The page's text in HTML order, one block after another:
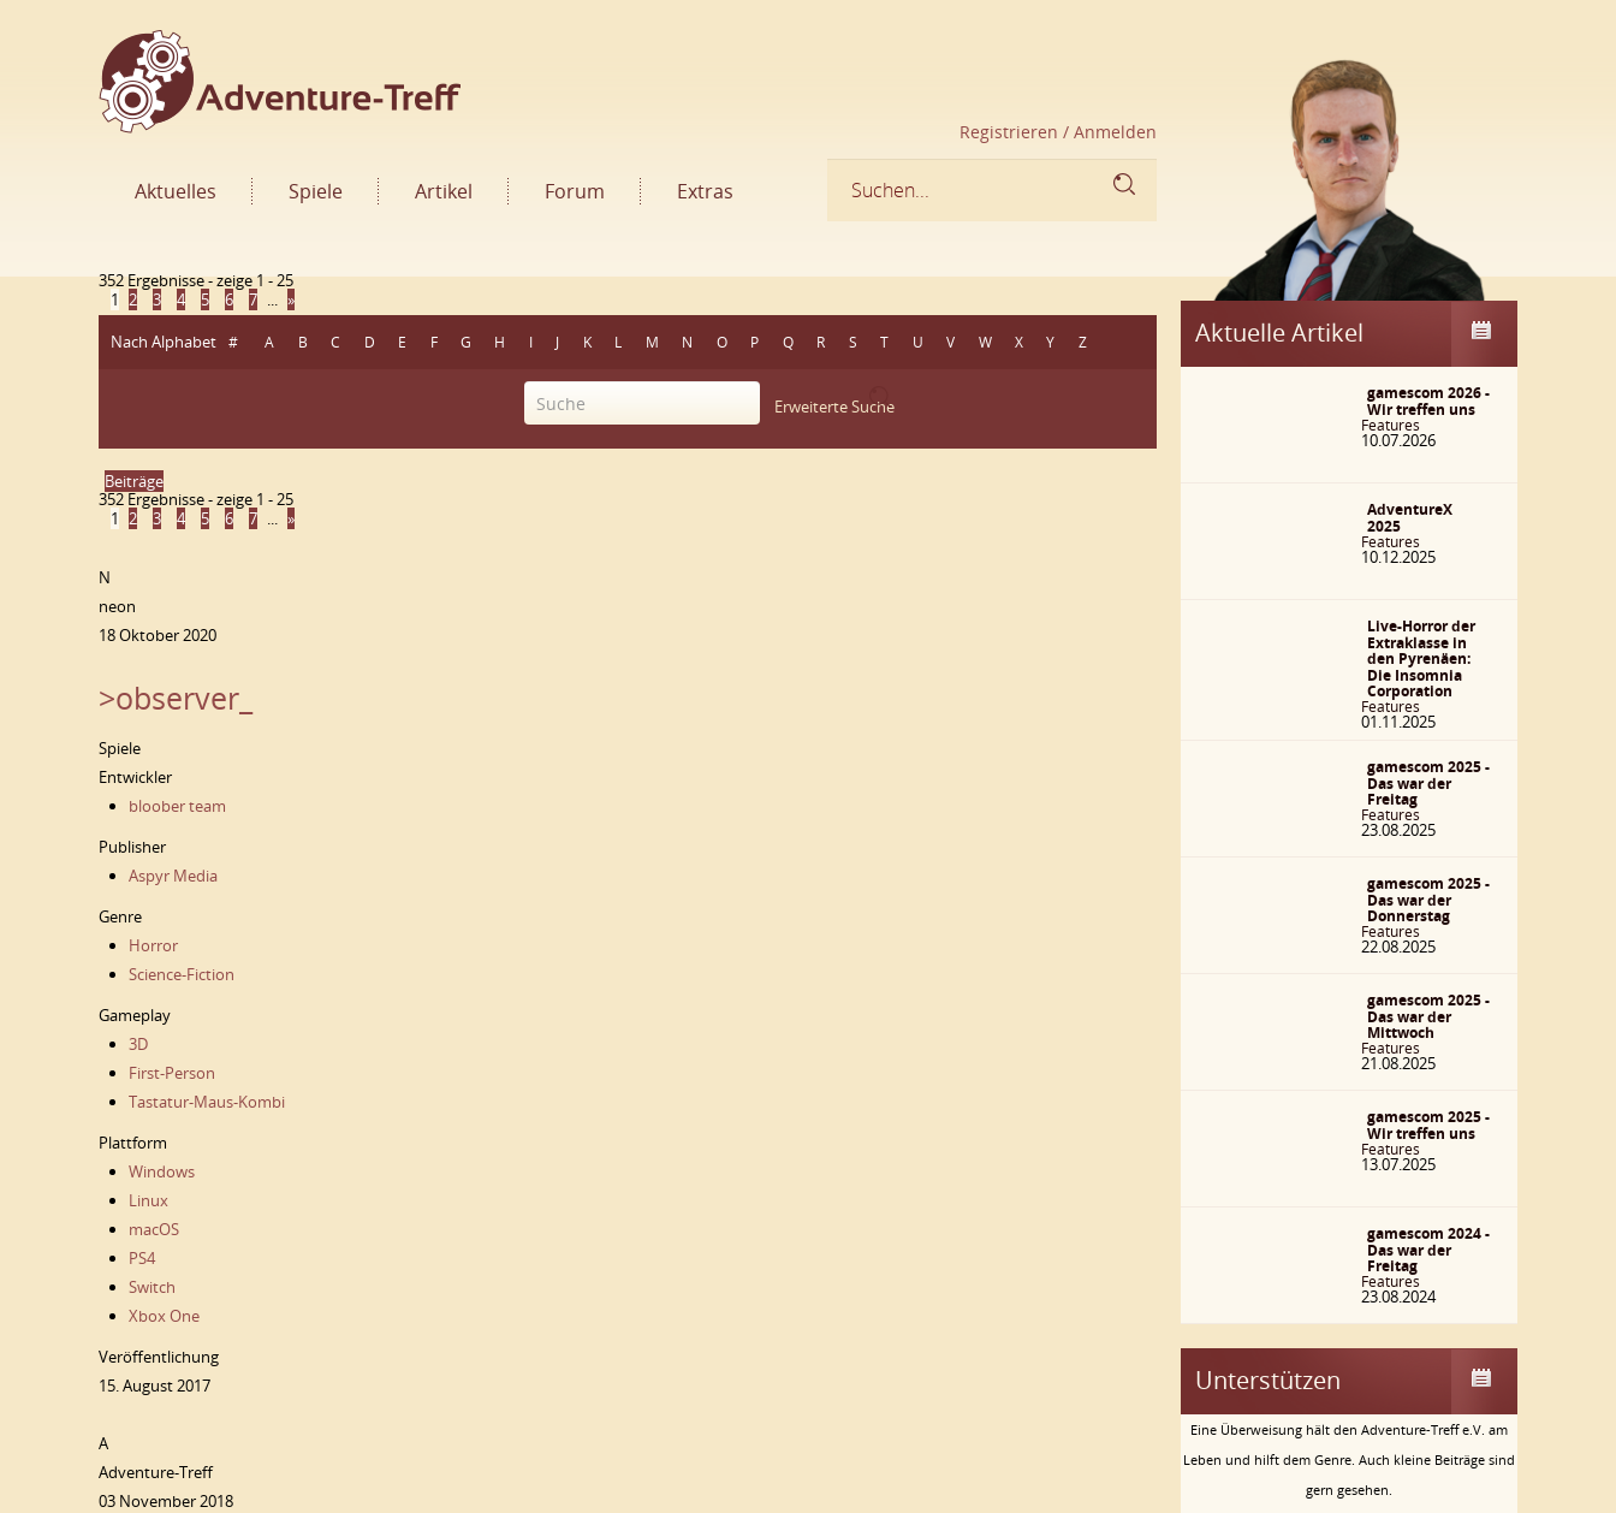
Registrieren / Anmelden
Aktuelles Spiele Artikel Forum Extras
352 Ergebnisse - zeige 1 - 25
1 2 3 4 5 6 7 ... »
Nach Alphabet # A B C D E F G H I J K L M N O P Q R S T U V W X Y Z
Erweiterte Suche
Beiträge
352 Ergebnisse - zeige 1 - 25
1 2 3 4 5 6 7 ... »
N
neon
18 Oktober 2020
>observer_
Spiele
Entwickler
bloober team
Publisher
Aspyr Media
Genre
Horror
Science-Fiction
Gameplay
3D
First-Person
Tastatur-Maus-Kombi
Plattform
Windows
Linux
macOS
PS4
Switch
Xbox One
Veröffentlichung
15. August 2017
A
Adventure-Treff
03 November 2018
Aktuelle Artikel
gamescom 2026 -
Wir treffen uns
Features
10.07.2026
AdventureX
2025
Features
10.12.2025
Live-Horror der
Extraklasse in
den Pyrenäen:
Die Insomnia
Corporation
Features
01.11.2025
gamescom 2025 -
Das war der
Freitag
Features
23.08.2025
gamescom 2025 -
Das war der
Donnerstag
Features
22.08.2025
gamescom 2025 -
Das war der
Mittwoch
Features
21.08.2025
gamescom 2025 -
Wir treffen uns
Features
13.07.2025
gamescom 2024 -
Das war der
Freitag
Features
23.08.2024
Unterstützen
Eine Überweisung hält den Adventure-Treff e.V. am
Leben und hilft dem Genre. Auch kleine Beiträge sind
gern gesehen.